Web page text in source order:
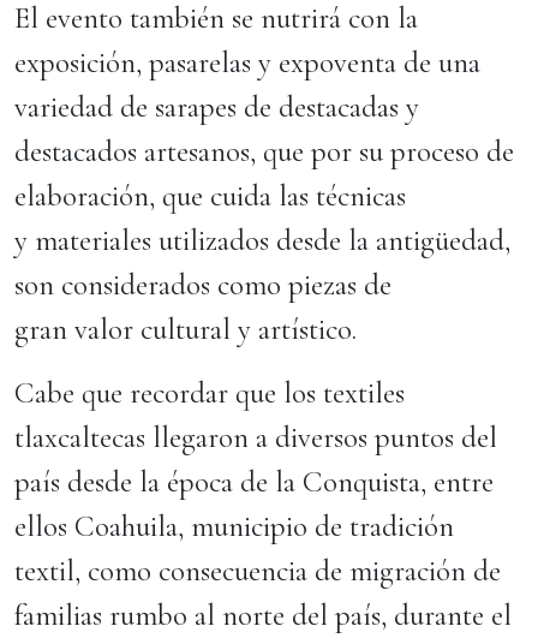
El evento también se nutrirá con la
exposición, pasarelas y expoventa de una
variedad de sarapes de destacadas y
destacados artesanos, que por su proceso de
elaboración, que cuida las técnicas
y materiales utilizados desde la antigüedad,
son considerados como piezas de
gran valor cultural y artístico.
Cabe que recordar que los textiles
tlaxcaltecas llegaron a diversos puntos del
país desde la época de la Conquista, entre
ellos Coahuila, municipio de tradición
textil, como consecuencia de migración de
familias rumbo al norte del país, durante el